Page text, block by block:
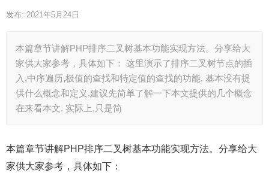
发布: 2021年5月24日
本篇章节讲解PHP排序二叉树基本功能实现方法。分享给大
家供大家参考，具体如下： 这里演示了排序二叉树节点的插
入,中序遍历,极值的查找和特定值的查找的功能. 基本没有提
供什么概念和定义.建议先简单了解一下本文提供的几个概念
在来看本文. 实际上,只是简
本篇章节讲解PHP排序二叉树基本功能实现方法。分享给大
家供大家参考，具体如下：